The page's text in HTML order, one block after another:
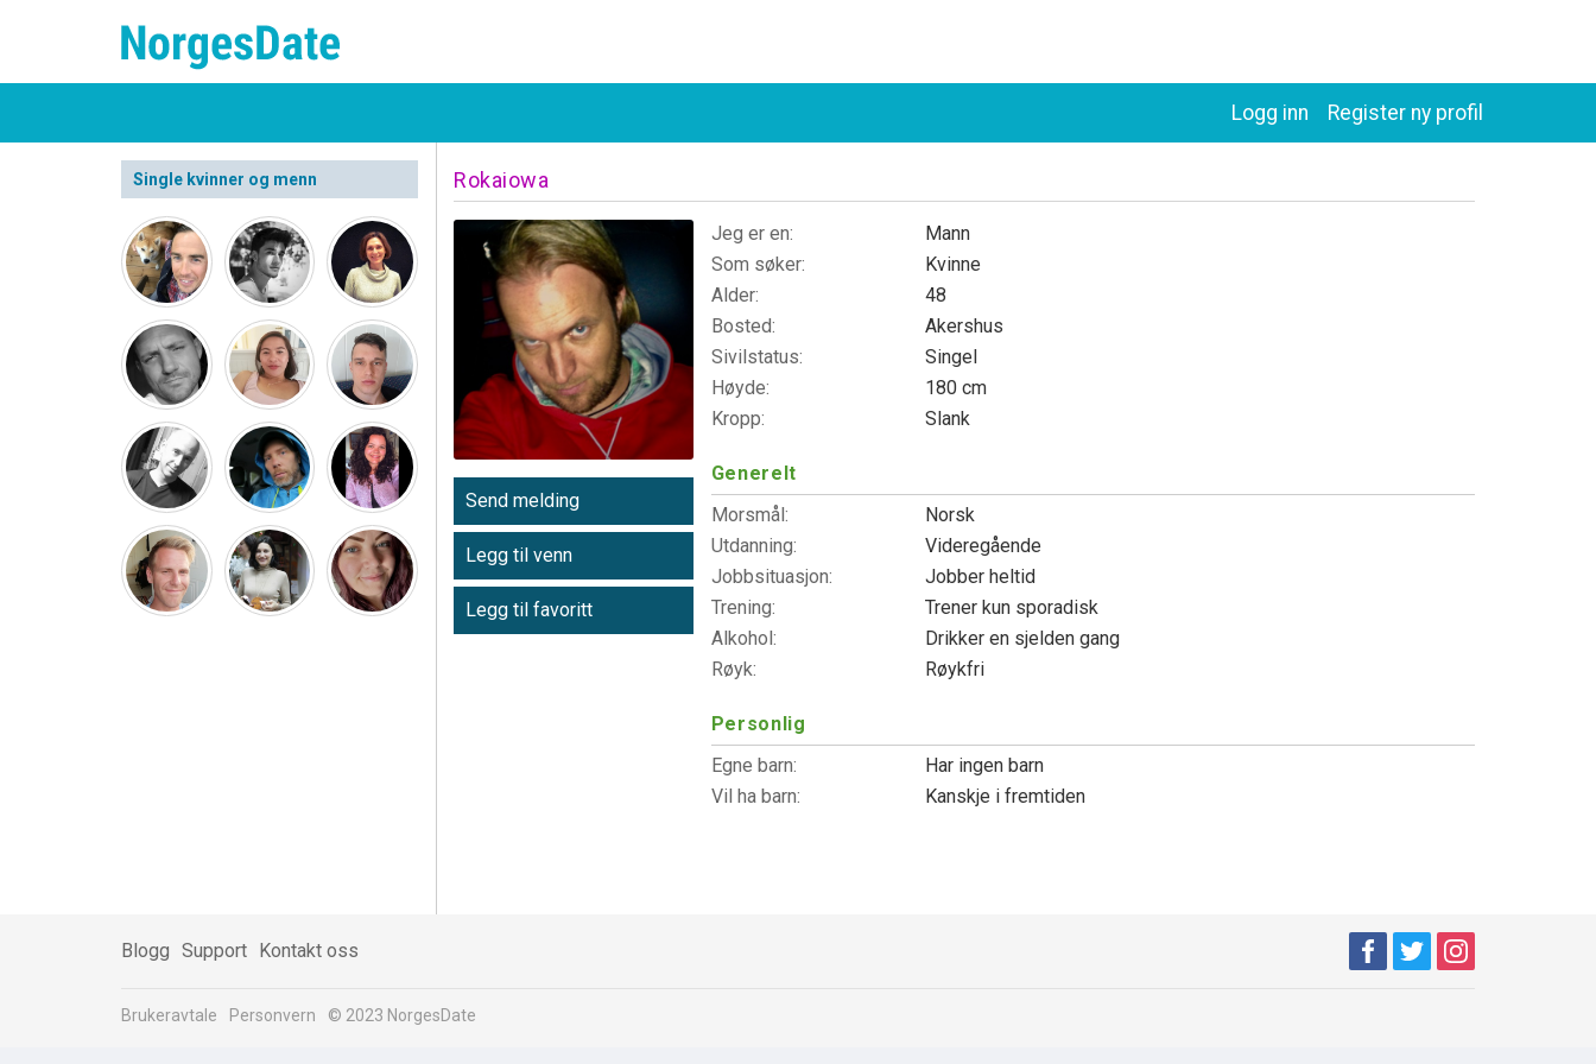
Register ny profil
Logg inn
Single kvinner og menn Rokaiowa
Send melding
Legg til venn
Legg til favoritt
Jeg er en:
Mann
Som søker:
Kvinne
Alder:
48
Bosted:
Akershus
Sivilstatus:
Singel
Høyde:
180 cm
Kropp:
Slank
Generelt
Morsmål:
Norsk
Utdanning:
Videregående
Jobbsituasjon:
Jobber heltid
Trening:
Trener kun sporadisk
Alkohol:
Drikker en sjelden gang
Røyk:
Røykfri
Personlig
Egne barn:
Har ingen barn
Vil ha barn:
Kanskje i fremtiden
Blogg Support Kontakt oss
Brukeravtale Personvern © 2023 NorgesDate